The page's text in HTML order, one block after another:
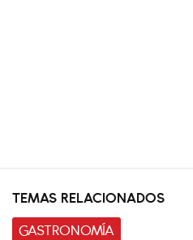
TEMAS RELACIONADOS
GASTRONOMÍA